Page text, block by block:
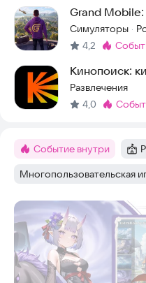
Grand
Симуляторы ·
4,2
Метка:
Кинопоиск:
Развлечения
4,0
Метка:
Метка:
Событие внутри
Тег:
Многопользовательская
Скриншоты